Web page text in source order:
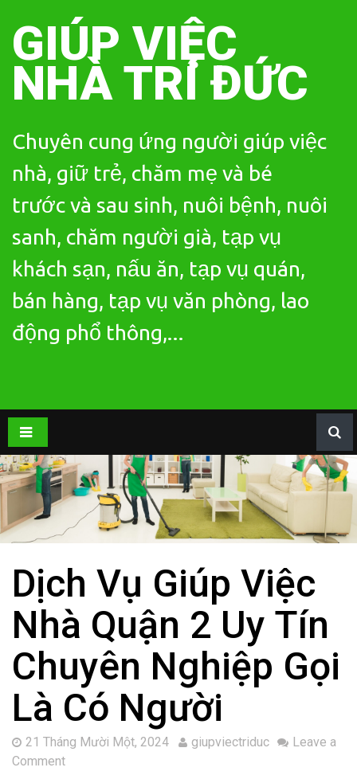
contentGIÚP VIỆC
NHÀ TRÍ ĐỨC
Chuyên cung ứng người giúp việc
nhà, giữ trẻ, chăm mẹ và bé
trước và sau sinh, nuôi bệnh, nuôi
sanh, chăm người già, tạp vụ
khách sạn, nấu ăn, tạp vụ quán,
bán hàng, tạp vụ văn phòng, lao
động phổ thông,...
Dịch Vụ Giúp Việc
Nhà Quận 2 Uy Tín
Chuyên Nghiệp Gọi
Là Có Người
21 Tháng Mười Một, 2024 giupviectriduc
Leave a
Comment